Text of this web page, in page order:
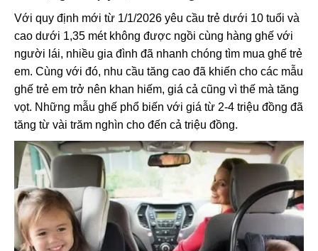
Với quy định mới từ 1/1/2026 yêu cầu trẻ dưới 10 tuổi và
cao dưới 1,35 mét không được ngồi cùng hàng ghế với
người lái, nhiều gia đình đã nhanh chóng tìm mua ghế trẻ
em. Cùng với đó, nhu cầu tăng cao đã khiến cho các mẫu
ghế trẻ em trở nên khan hiếm, giá cả cũng vì thế mà tăng
vọt. Những mẫu ghế phổ biến với giá từ 2-4 triệu đồng đã
tăng từ vài trăm nghìn cho đến cả triệu đồng.